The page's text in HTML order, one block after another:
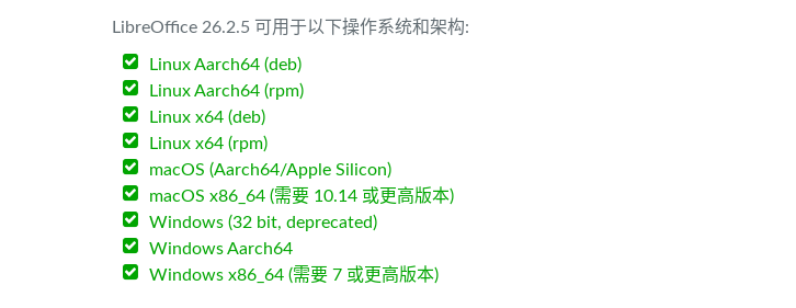
LibreOffice 26.2.5 可用于以下操作系统和架构:
Linux Aarch64 (deb)
Linux Aarch64 (rpm)
Linux x64 (deb)
Linux x64 (rpm)
macOS (Aarch64/Apple Silicon)
macOS x86_64 (需要 10.14 或更高版本)
Windows (32 bit, deprecated)
Windows Aarch64
Windows x86_64 (需要 7 或更高版本)